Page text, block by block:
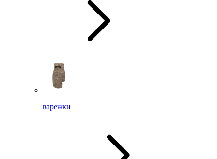
варежки